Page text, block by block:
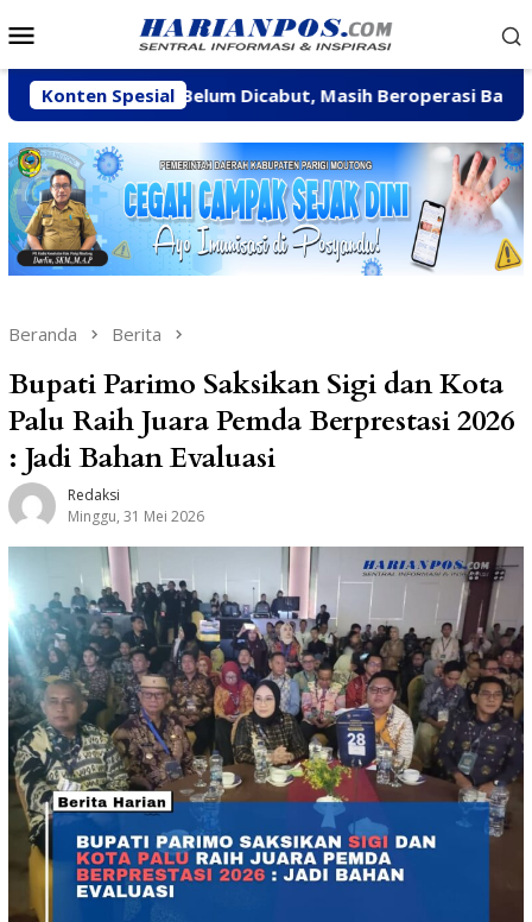
ke
Mobile
Konten Spesial
CV BBN Belum Dicabut, Masih Beroperasi Bakal Ditindak
Beranda Berita
Bupati Parimo Saksikan Sigi dan Kota
Palu Raih Juara Pemda Berprestasi 2026
: Jadi Bahan Evaluasi
Redaksi
Minggu, 31 Mei 2026